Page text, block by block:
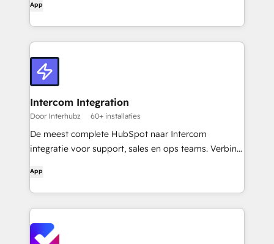
App
Intercom Integration
Door Interhubz 60+ installaties
De meest complete HubSpot naar Intercom
integratie voor support, sales en ops teams. Verbind
gespreksvastlegging, slimme contactmatching en
automatische ticketsynchronisatie zodat elk team
het volledige klantverhaal ziet.
App